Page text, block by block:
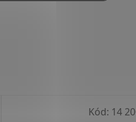
Kód: 14